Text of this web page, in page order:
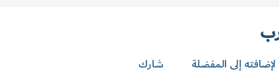
لإضافته إلى المفضلة
شارك